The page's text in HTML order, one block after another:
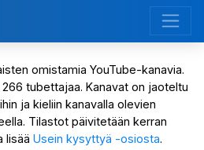
omistamia YouTube-kanavia.
tubettajaa. Kanavat on jaoteltu
ja kieliin kanavalla olevien
Tilastot päivitetään kerran
lisää Usein kysyttyä -osiosta.